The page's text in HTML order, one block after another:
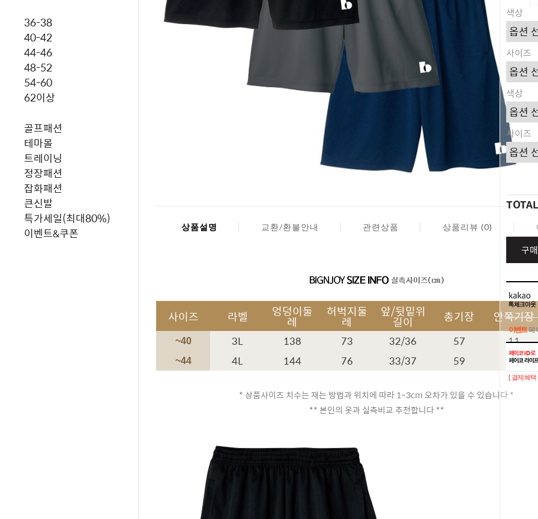
36-38
40-42
44-46
48-52
54-60
62이상
골프패션
테마몰
트레이닝
정장패션
잡화패션
큰신발
특가세일(최대80%)
이벤트&쿠폰
색상
사이즈
색상
사이즈
TOTAL
구
이벤트페
이벤트페
[ 결제혜
상품설명 교환/환불안내 관련상품 상품리뷰 (0)
사이즈 라벨 엉덩이둘
레
허벅지둘
레
앞/뒷밑위
길이 총기장 안쪽기장
~40 3L 138 73 32/36 57 11
~44 4L 144 76 33/37 59 11
* 상품사이즈 치수는 재는 방법과 위치에 따라 1~3cm 오차가 있을 수 있습니다 *
** 본인의 옷과 실측비교 추천합니다 **